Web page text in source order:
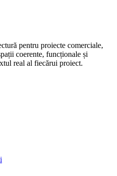
pentru proiecte comerciale,
coerente, funcționale și
real al fiecărui proiect.